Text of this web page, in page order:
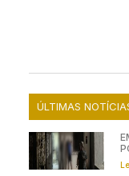
ÚLTIMAS